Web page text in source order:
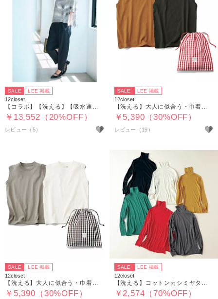
SALE LEE 掲載
12closet
￥13,552（20%OFF）
レビュー（5）
SALE LEE 掲載
12closet
￥5,390（30%OFF）
レビュー（19）
SALE LEE 掲載
12closet
【洗える】大人に似合う・巾着つき USAコットンノースリーブTシャツ（2枚入り）
￥5,390（30%OFF）
SALE LEE 掲載
12closet
【洗える】コットンカシミヤタートルカットソー
￥2,574（70%OFF）